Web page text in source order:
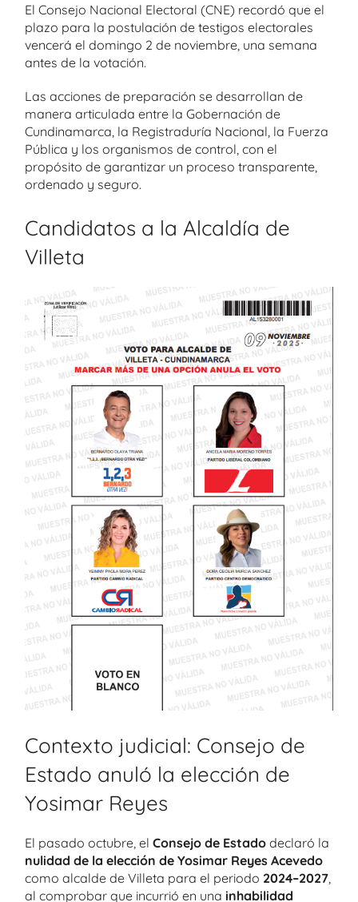
El Consejo Nacional Electoral (CNE) recordó que el
plazo para la postulación de testigos electorales
vencerá el domingo 2 de noviembre, una semana
antes de la votación.
Las acciones de preparación se desarrollan de
manera articulada entre la Gobernación de
Cundinamarca, la Registraduría Nacional, la Fuerza
Pública y los organismos de control, con el
propósito de garantizar un proceso transparente,
ordenado y seguro.
Candidatos a la Alcaldía de
Villeta
Contexto judicial: Consejo de
Estado anuló la elección de
Yosimar Reyes
El pasado octubre, el Consejo de Estado declaró la
nulidad de la elección de Yosimar Reyes Acevedo
como alcalde de Villeta para el periodo 2024–2027
al comprobar que incurrió en una inhabilidad